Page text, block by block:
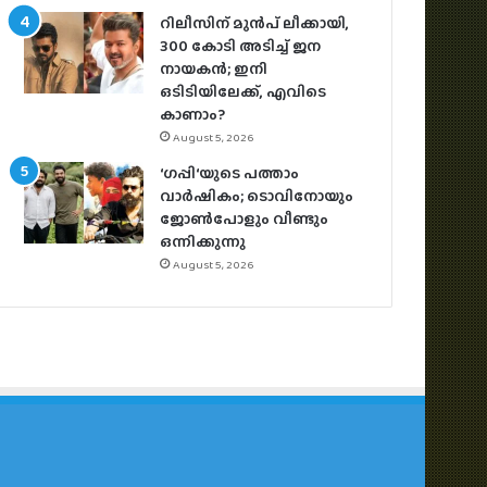
റിലീസിന് മുൻപ് ലീക്കായി,
300 കോടി അടിച്ച് ജന
നായകൻ; ഇനി
ഒടിടിയിലേക്ക്, എവിടെ
കാണാം?
August 5, 2026
‘ഗപ്പി‘യുടെ പത്താം
വാർഷികം; ടൊവിനോയും
ജോൺപോളും വീണ്ടും
ഒന്നിക്കുന്നു
August 5, 2026